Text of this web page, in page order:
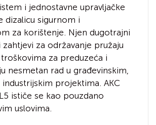
i jednostavne upravljačke
dizalicu sigurnom i
za korištenje. Njen dugotrajni
zahtjevi za održavanje pružaju
za preduzeća i
nesmetan rad u građevinskim,
projektima. AKC
ističe se kao pouzdano
uslovima.